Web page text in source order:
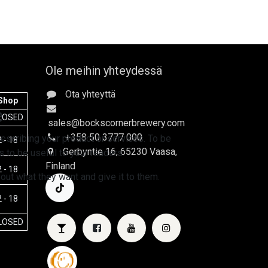
- 18
- 18
- 18
Ole meihin yhteydessä
Ota yhteyttä
sales@bockscornerbrewery.com
+358 50 3777 000
Gerbyntie 16, 65230 Vaasa,
Finland
your product or services. To be
to be useful to your readers.
what they want and give it to them.